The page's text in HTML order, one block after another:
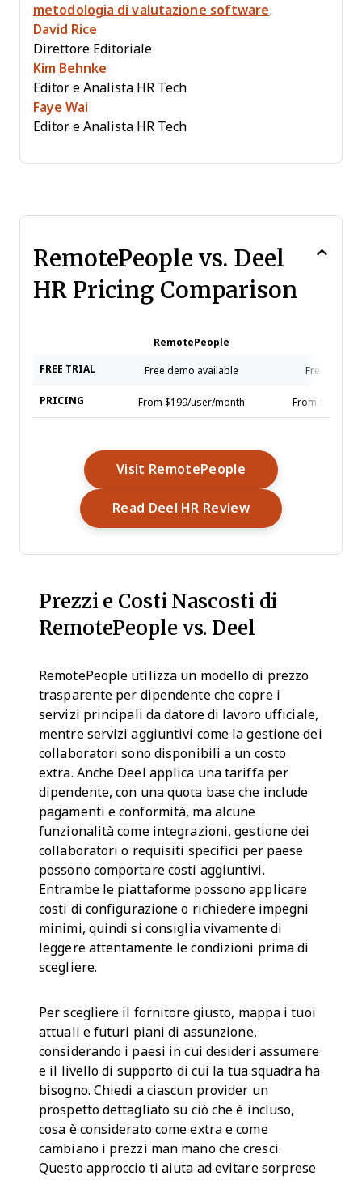
metodologia di valutazione software.
David Rice
Direttore Editoriale
Kim Behnke
Editor e Analista HR Tech
Faye Wai
Editor e Analista HR Tech
RemotePeople vs. Deel
HR Pricing Comparison
RemotePeople
FREE TRIAL Free demo available Free demo
PRICING From $199/user/month From $5/
Visit RemotePeopleOpens New
Read Deel HR ReviewOpens New
Prezzi e Costi Nascosti di
RemotePeople vs. Deel
RemotePeople utilizza un modello di prezzo
trasparente per dipendente che copre i
servizi principali da datore di lavoro ufficiale,
mentre servizi aggiuntivi come la gestione dei
collaboratori sono disponibili a un costo
extra. Anche Deel applica una tariffa per
dipendente, con una quota base che include
pagamenti e conformità, ma alcune
funzionalità come integrazioni, gestione dei
collaboratori o requisiti specifici per paese
possono comportare costi aggiuntivi.
Entrambe le piattaforme possono applicare
costi di configurazione o richiedere impegni
minimi, quindi si consiglia vivamente di
leggere attentamente le condizioni prima di
scegliere.
Per scegliere il fornitore giusto, mappa i tuoi
attuali e futuri piani di assunzione,
considerando i paesi in cui desideri assumere
e il livello di supporto di cui la tua squadra ha
bisogno. Chiedi a ciascun provider un
prospetto dettagliato su ciò che è incluso,
cosa è considerato come extra e come
cambiano i prezzi man mano che cresci.
Questo approccio ti aiuta ad evitare sorprese